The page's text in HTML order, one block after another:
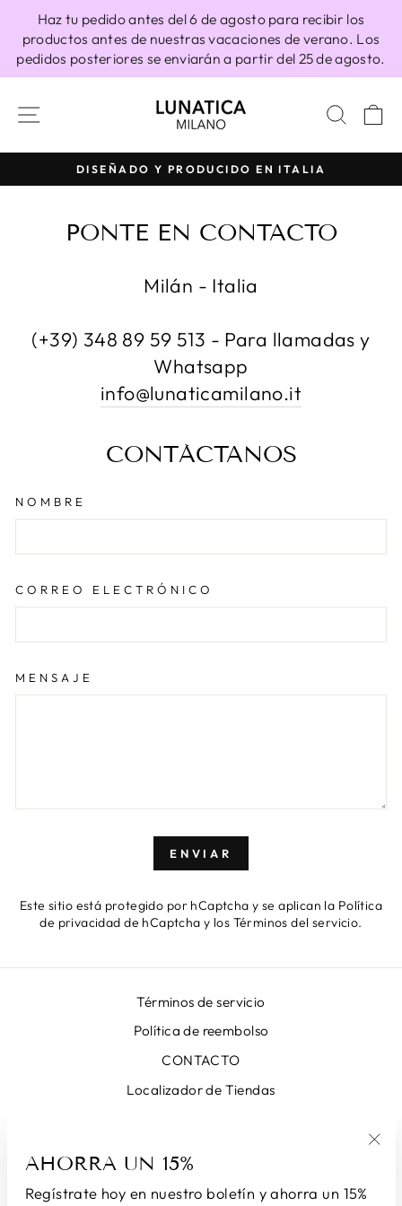
directamente
contenido
Haz tu pedido antes del 6 de agosto para recibir los
productos antes de nuestras vacaciones de verano. Los
pedidos posteriores se enviarán a partir del 25 de agosto.
NAVEGACIÓN
diapositivas
DISEÑADO Y PRODUCIDO EN ITALIA
AHORRA UN 15%
Regístrate hoy en nuestro boletín y ahorra un 15%
PONTE EN CONTACTO
Milán - Italia
(+39) 348 89 59 513 - Para llamadas y
Whatsapp
info@lunaticamilano.it
CONTÁCTANOS
NOMBRE
CORREO ELECTRÓNICO
MENSAJE
ENVIAR
Este sitio está protegido por hCaptcha y se aplican la Política
de privacidad de hCaptchay los Términos del servicio.
Términos de servicio
Política de reembolso
CONTACTO
Localizador de Tiendas